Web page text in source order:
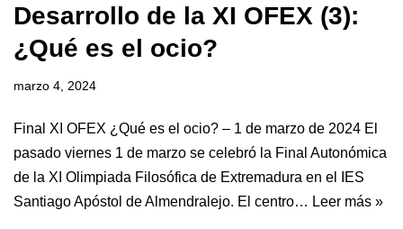
Desarrollo de la XI OFEX (3):
¿Qué es el ocio?
marzo 4, 2024
Final XI OFEX ¿Qué es el ocio? – 1 de marzo de 2024 El
pasado viernes 1 de marzo se celebró la Final Autonómica
de la XI Olimpiada Filosófica de Extremadura en el IES
Santiago Apóstol de Almendralejo. El centro… Leer más »